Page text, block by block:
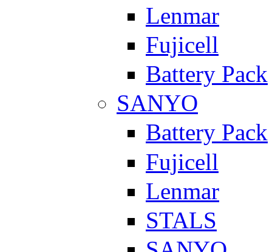
Lenmar
Fujicell
Battery Pack
SANYO
Battery Pack
Fujicell
Lenmar
STALS